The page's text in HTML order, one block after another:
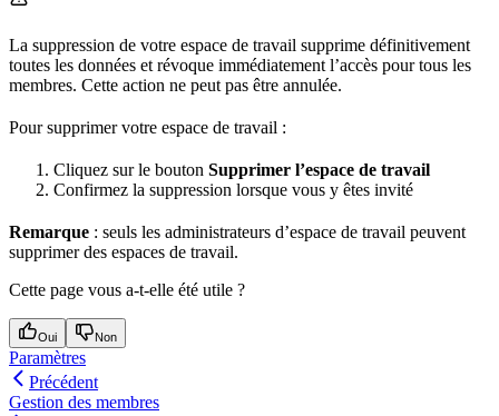
La suppression de votre espace de travail supprime définitivement
toutes les données et révoque immédiatement l’accès pour tous les
membres. Cette action ne peut pas être annulée.
Pour supprimer votre espace de travail :
Cliquez sur le bouton Supprimer l’espace de travail
Confirmez la suppression lorsque vous y êtes invité
Remarque : seuls les administrateurs d’espace de travail peuvent
supprimer des espaces de travail.
Cette page vous a-t-elle été utile ?
Oui Non
Paramètres
Précédent
Gestion des membres